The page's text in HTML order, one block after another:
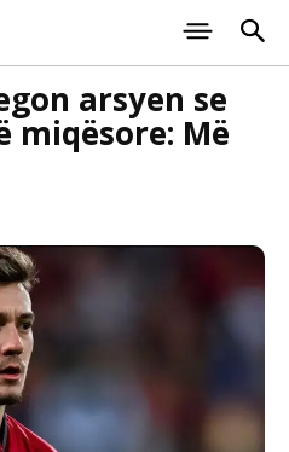
arsyen se
miqësore: Më